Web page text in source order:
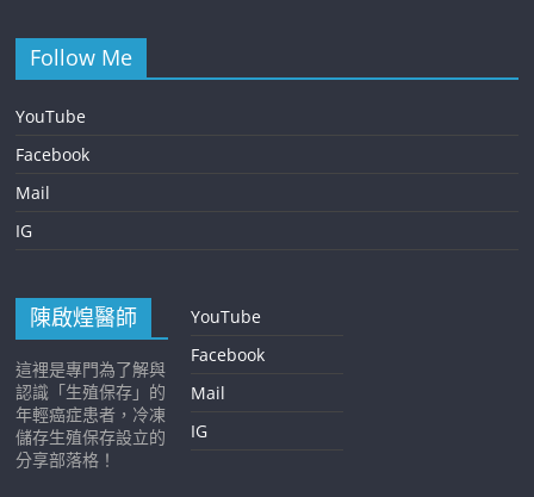
Follow Me
YouTube
Facebook
Mail
IG
陳啟煌醫師
這裡是專門為了解與
認識「生殖保存」的
年輕癌症患者，冷凍
儲存生殖保存設立的
分享部落格！
YouTube
Facebook
Mail
IG